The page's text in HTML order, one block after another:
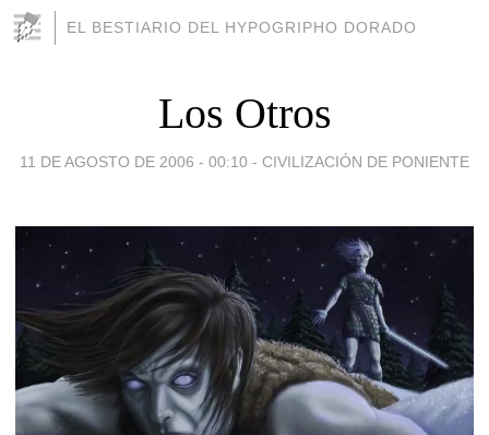
EL BESTIARIO DEL HYPOGRIPHO DORADO
Los Otros
11 DE AGOSTO DE 2006 - 00:10 - CIVILIZACIÓN DE PONIENTE